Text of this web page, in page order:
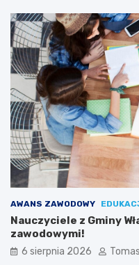
AWANS ZAWODOWY
Nauczyciele z Gminy
zawodowymi!
6 sierpnia 2026